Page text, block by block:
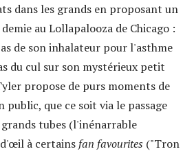
dans les grands en proposant un
au Lollapalooza de Chicago :
de son inhalateur pour l'asthme
du cul sur son mystérieux petit
propose de purs moments de
public, que ce soit via le passage
grands tubes (l'inénarrable
à certains fan favourites ("Tron